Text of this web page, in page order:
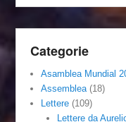
Categorie
Asamblea Mundial
Assemblea (18)
Lettere (109)
Lettere da